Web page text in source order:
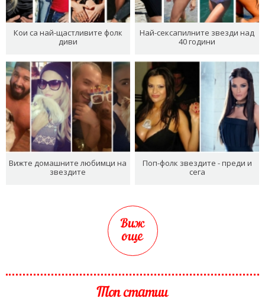
Кои са най-щастливите фолк
диви
Най-сексапилните звезди над
40 години
Вижте домашните любимци на
звездите
Поп-фолк звездите - преди и
сега
Виж
още
Топ статии